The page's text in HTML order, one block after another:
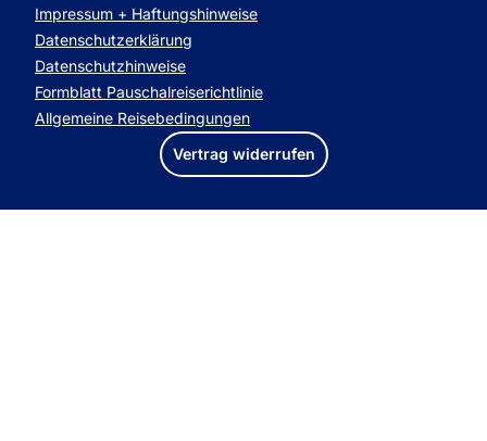
Impressum + Haftungshinweise
Datenschutzerklärung
Datenschutzhinweise
Formblatt Pauschalreiserichtlinie
Allgemeine Reisebedingungen
Vertrag widerrufen